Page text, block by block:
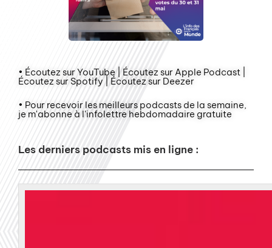
• Écoutez sur YouTube | Écoutez sur Apple Podcast |
Écoutez sur Spotify | Écoutez sur Deezer
• Pour recevoir les meilleurs podcasts de la semaine,
je m'abonne à l'infolettre hebdomadaire gratuite
Les derniers podcasts mis en ligne :